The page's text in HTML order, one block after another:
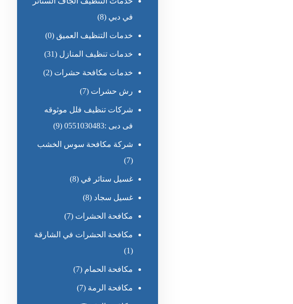
في دبي (8)
خدمات التنظيف العميق (0)
خدمات تنظيف المنازل (31)
خدمات مكافحة حشرات (2)
رش حشرات (7)
شركات تنظيف فلل موثوقه
فى دبى :0551030483
(9)
شركة مكافحة سوس الخشب
(7)
غسيل ستائر في (8)
غسيل سجاد (8)
مكافحة الحشرات (7)
مكافحة الحشرات في الشارقة
(1)
مكافحة الحمام (7)
مكافحة الرمة (7)